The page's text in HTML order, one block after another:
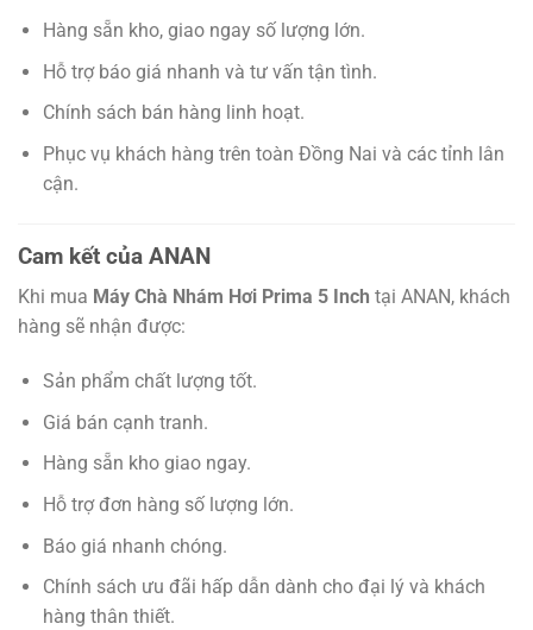
Hàng sẵn kho, giao ngay số lượng lớn.
Hỗ trợ báo giá nhanh và tư vấn tận tình.
Chính sách bán hàng linh hoạt.
Phục vụ khách hàng trên toàn Đồng Nai và các tỉnh lân
cận.
Cam kết của ANAN
Khi mua Máy Chà Nhám Hơi Prima 5 Inch tại ANAN, khách
hàng sẽ nhận được:
Sản phẩm chất lượng tốt.
Giá bán cạnh tranh.
Hàng sẵn kho giao ngay.
Hỗ trợ đơn hàng số lượng lớn.
Báo giá nhanh chóng.
Chính sách ưu đãi hấp dẫn dành cho đại lý và khách
hàng thân thiết.